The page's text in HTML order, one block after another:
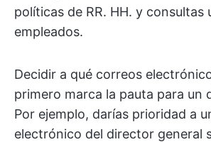
políticas de RR. HH. y consultas
empleados.
Decidir a qué correos
primero marca la pauta para un
Por ejemplo, darías prioridad a
electrónico del director general